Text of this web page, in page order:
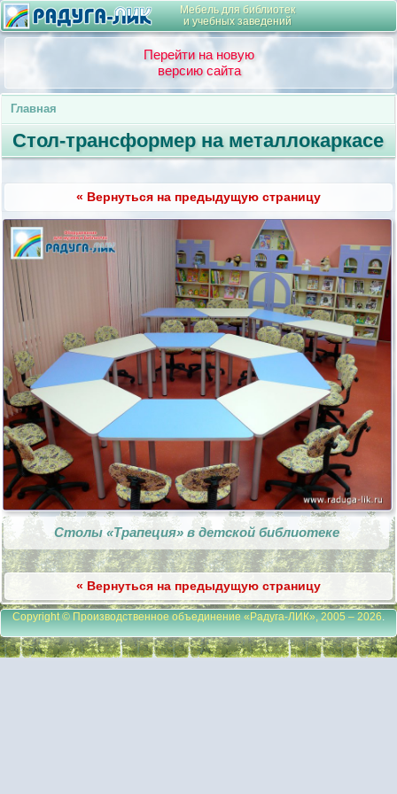
Мебель для библиотек
и учебных заведений
Перейти на новую
версию сайта
Главная
Стол-трансформер на металлокаркасе
« Вернуться на предыдущую страницу
Столы «Трапеция» в детской библиотеке
« Вернуться на предыдущую страницу
Copyright © Производственное объединение «Радуга-ЛИК», 2005 – 2026.